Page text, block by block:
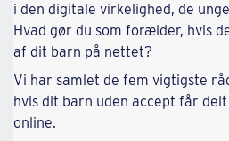
i den digitale virkelighed, de
Hvad gør du som forælder, hvis
af dit barn på nettet?
Vi har samlet de fem vigtigste
hvis dit barn uden accept får
online.